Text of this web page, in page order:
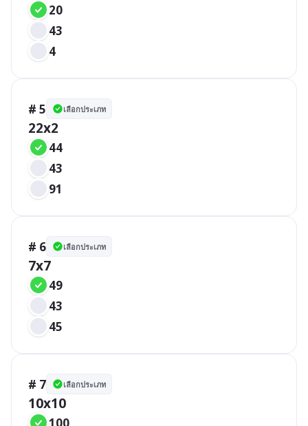
20
43
4
# 5 เลือกประเภท
22x2
44
43
91
# 6 เลือกประเภท
7x7
49
43
45
# 7 เลือกประเภท
10x10
100